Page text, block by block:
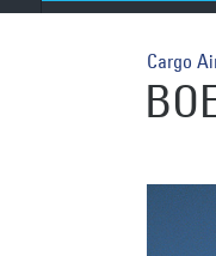
Cargo